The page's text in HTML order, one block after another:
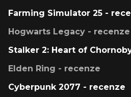
Farming Simulator 25 -
Hogwarts Legacy - recenze
Stalker 2: Heart of
Elden Ring - recenze
Cyberpunk 2077 - recenze